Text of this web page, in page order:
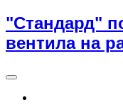
"Стандард"
вентила на